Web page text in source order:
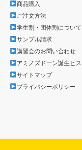
商品購入
ご注文方法
学生割・団体割について
サンプル請求
講習会のお問い合わせ
アミノズドーン誕生ヒ
サイトマップ
プライバシーポリシー